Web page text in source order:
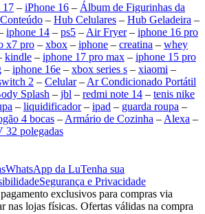
17 – iPhone 16 – Álbum de Figurinhas da
– Hub Celulares – Hub Geladeira –
iphone 14 – ps5 – Air Fryer– iphone 16 pro
x7 pro – xbox – iphone – creatina – whey
kindle – iphone 17 pro max – iphone 15 pro
– iphone 16e – xbox series s – xiaomi –
2 – Celular– Ar Condicionado Portátil
Splash – jbl – redmi note 14 – tenis nike
– liquidificador– ipad – guarda roupa –
4 bocas – Armário de Cozinha – Alexa –
32 polegadas
WhatsApp da LuTenha sua
Segurança e Privacidade
exclusivos para compras via
nas lojas físicas. Ofertas válidas na compra